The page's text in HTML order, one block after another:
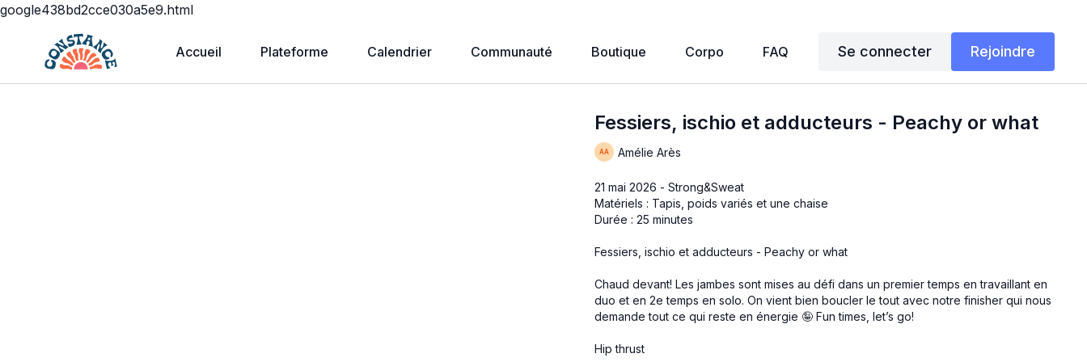
google438bd2cce030a5e9.html
Accueil Plateforme Calendrier Communauté Boutique Corpo FAQ Se connecter Rejoindre
Fessiers, ischio et adducteurs - Peachy or what
Amélie Arès
21 mai 2026 - Strong&Sweat
Matériels : Tapis, poids variés et une chaise
Durée : 25 minutes
Fessiers, ischio et adducteurs - Peachy or what
Chaud devant! Les jambes sont mises au défi dans un premier temps en travaillant en
duo et en 2e temps en solo. On vient bien boucler le tout avec notre finisher qui nous
demande tout ce qui reste en énergie 🤪 Fun times, let’s go!
Hip thrust